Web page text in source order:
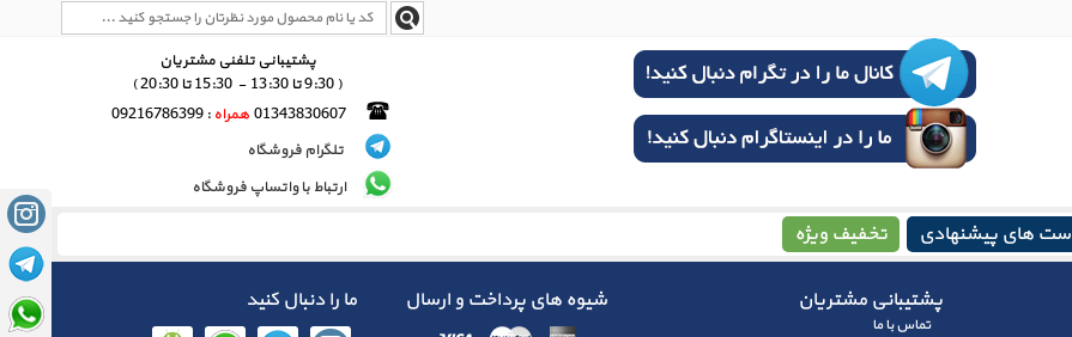
پشتیبانی تلفنی مشتریان
( 9:30 تا 13:30 - 15:30 تا 20:30 )
01343830607 همراه : 09216786399
تلگرام فروشگاه
ارتباط با واتساپ فروشگاه
ست های پیشنهادی تخفیف ویژه
پشتیبانی مشتریان
تماس با ما
شیوه های پرداخت و ارسال ما را دنبال کنید